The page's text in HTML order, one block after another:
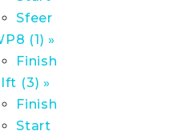
Sfeer
(1) »
Finish
(3) »
Finish
Start